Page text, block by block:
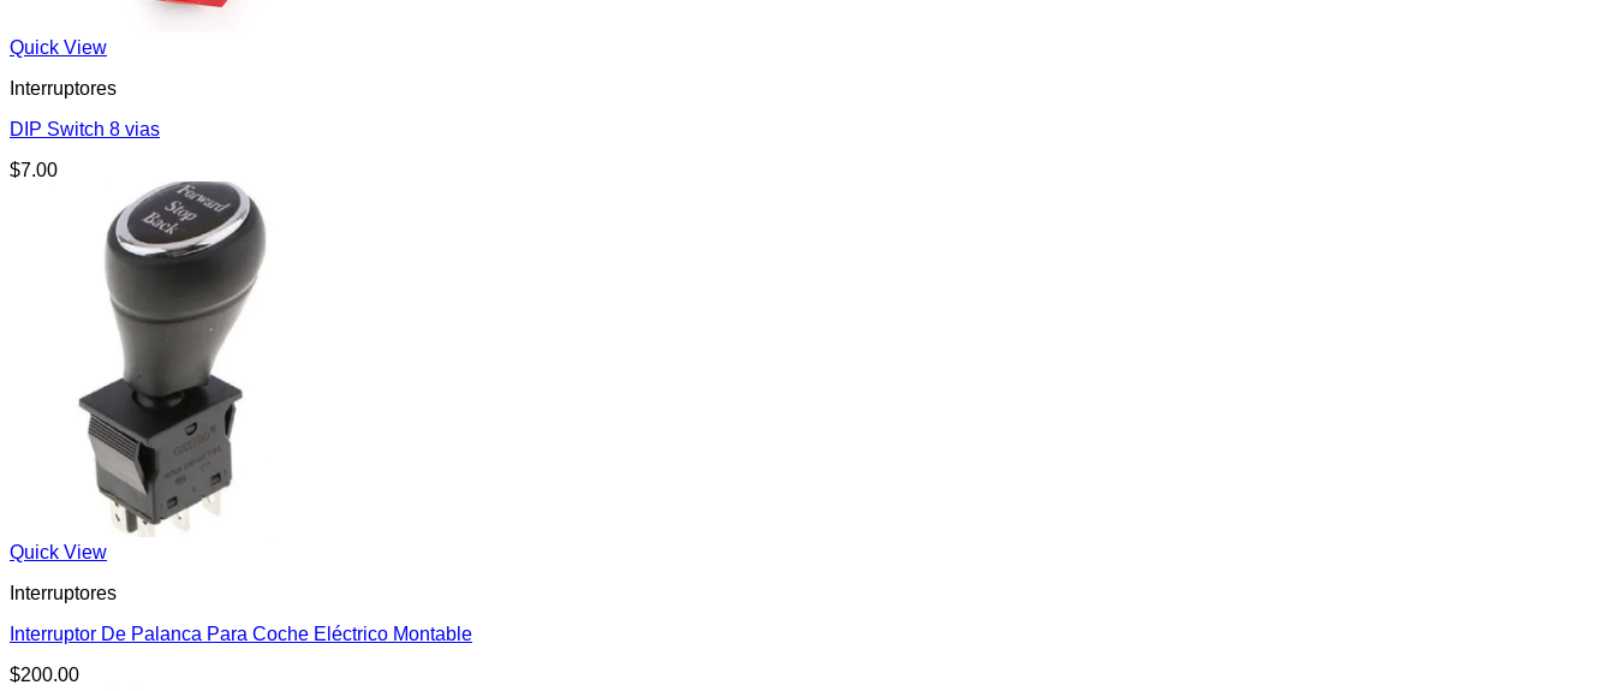
Quick View
Interruptores
DIP Switch 8 vias
$7.00
Quick View
Interruptores
Interruptor De Palanca Para Coche Eléctrico Montable
$200.00